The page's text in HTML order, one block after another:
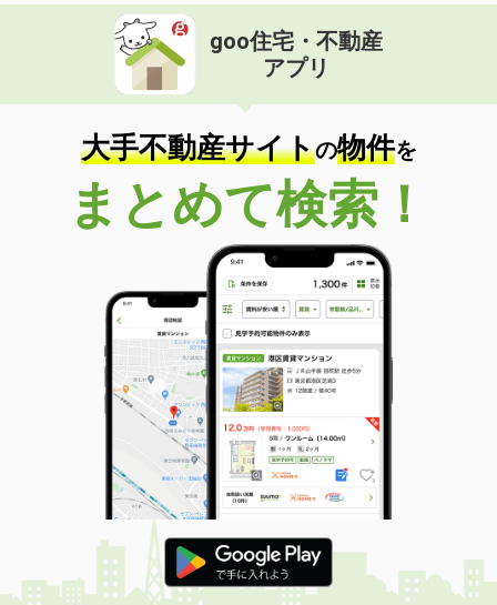
goo住宅・不動産
アプリ
大手不動産サイトの物件を
まとめて検索！